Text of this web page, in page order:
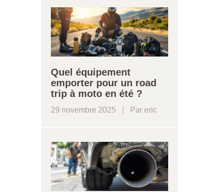
Quel équipement
emporter pour un road
trip à moto en été ?
29 novembre 2025 Pareric